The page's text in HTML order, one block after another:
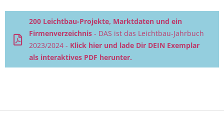
200 Leichtbau-Projekte, Marktdaten und ein
Firmenverzeichnis - DAS ist das Leichtbau-Jahrbuch
2023/2024 - Klick hier und lade Dir DEIN Exemplar
als interaktives PDF herunter.